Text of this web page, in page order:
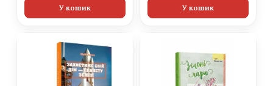
У кошик У кошик